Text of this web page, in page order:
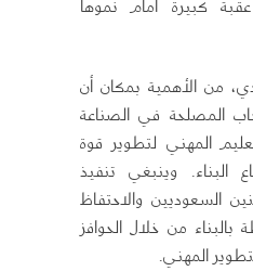
كبيرة أمام نموها
من الأهمية بمكان أن
المصلحة في الصناعة
المهني لتطوير قوة
البناء. وينبغي تنفيذ
السعوديين والاحتفاظ
من خلال الحوافز
المهني.